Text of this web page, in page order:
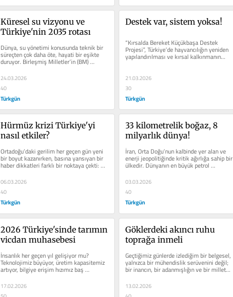
Küresel su vizyonu ve
Türkiye'nin 2035 rotası
Dünya, su yönetimi konusunda teknik bir
süreçten çok daha öte, hayati bir eşikte
duruyor. Birleşmiş Milletler’in (BM)
1977’deki Mar del...
24.03.2026
40
Türkgün
Destek var, sistem yoksa!
“Kırsalda Bereket Küçükbaşa Destek
Projesi”, Türkiye’de hayvancılığın yeniden
yapılandırılması ve kırsal kalkınmanın...
21.03.2026
30
Türkgün
Hürmüz krizi Türkiye'yi
nasıl etkiler?
Ortadoğu’daki gerilim her geçen gün yeni
bir boyut kazanırken, basına yansıyan bir
haber dikkatleri farklı bir noktaya çekti:
06.03.2026
40
Türkgün
33 kilometrelik boğaz, 8
milyarlık dünya!
İran, Orta Doğu’nun kalbinde yer alan ve
enerji jeopolitiğinde kritik ağırlığa sahip bir
ülkedir. Dünyanın en büyük petrol
rezervlerine sahip ülk...
03.03.2026
40
Türkgün
2026 Türkiye'sinde tarımın
vicdan muhasebesi
İnsanlık her geçen yıl gelişiyor mu?
Teknolojimiz büyüyor, üretim kapasitemiz
artıyor, bilgiye erişim hızımız baş
döndürüyor. Fakat aynı h...
17.02.2026
Göklerdeki akıncı ruhu
toprağa inmeli
Geçtiğimiz günlerde izlediğim bir belgesel,
yalnızca bir mühendislik serüvenini değil;
bir inancın, bir adanmışlığın ve bir millet...
13.02.2026